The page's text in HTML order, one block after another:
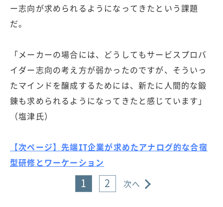
ー志向が求められるようになってきたという課題
だ。
「メーカーの場合には、どうしてもサービスプロバ
イダー志向の考え方が弱かったのですが、そういっ
たマインドを醸成するためには、新たに人間的な鍛
錬も求められるようになってきたと感じています」
（塩津氏）
【次ページ】先端IT企業が求めたアナログ的な合宿
型研修とワーケーション
1 2 次へ